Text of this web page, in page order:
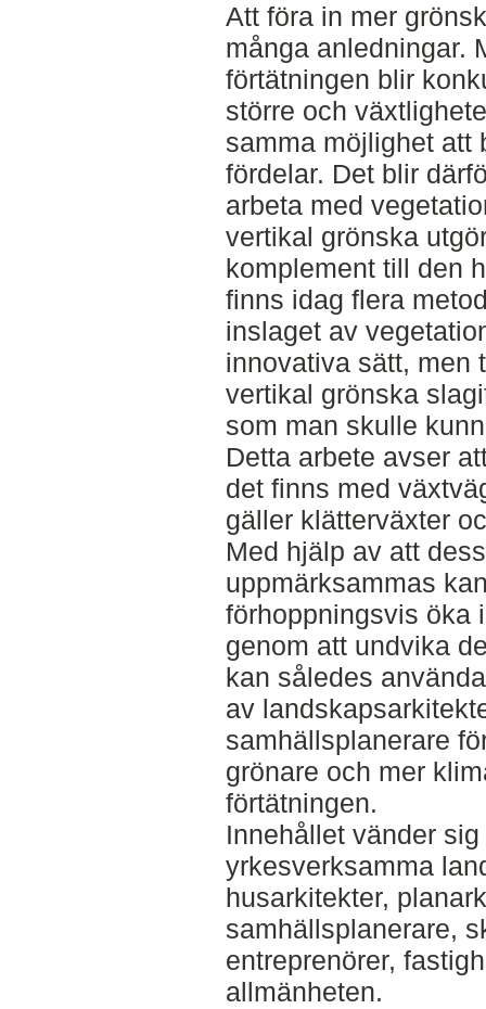
Att föra in mer
många anledningar.
förtätningen blir
större och
samma möjlighet att
fördelar. Det blir
arbeta med
vertikal grönska
komplement till den
finns idag flera
inslaget av
innovativa sätt, men
vertikal grönska
som man skulle
Detta arbete avser
det finns med
gäller klätterväxter
Med hjälp av att
uppmärksammas
förhoppningsvis öka
genom att undvika
kan således
av
samhällsplanerare
grönare och mer
förtätningen.
Innehållet vänder
yrkesverksamma
husarkitekter,
samhällsplanerare,
entreprenörer,
allmänheten.